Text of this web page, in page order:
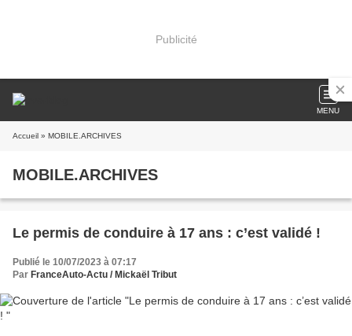
Publicité
MENU
Accueil » MOBILE.ARCHIVES
MOBILE.ARCHIVES
Le permis de conduire à 17 ans : c’est validé !
Publié le 10/07/2023 à 07:17
Par FranceAuto-Actu / Mickaël Tribut